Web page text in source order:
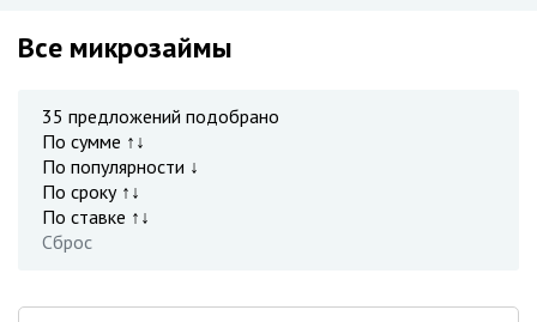
Все микрозаймы
35 предложений подобрано
По сумме ↑↓
По популярности ↓
По сроку ↑↓
По ставке ↑↓
Сброс